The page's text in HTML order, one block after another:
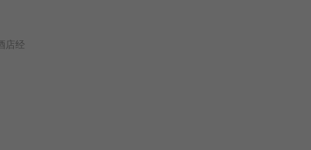
店经